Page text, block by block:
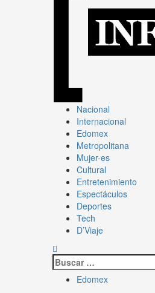
Nacional
Internacional
Edomex
Metropolitana
Mujer-es
Cultural
Entretenimiento
Espectáculos
Deportes
Tech
D’Viaje
Edomex